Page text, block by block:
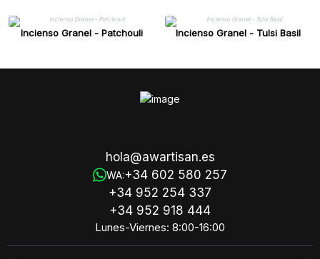
Incienso Granel - Patchouli Incienso Granel - Tulsi Basil
hola@awartisan.es
WA:+34 602 580 257
+34 952 254 337
+34 952 918 444
Lunes-Viernes: 8:00-16:00